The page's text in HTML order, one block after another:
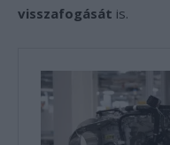
visszafogását is.